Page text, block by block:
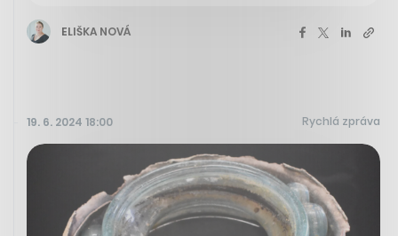
ELIŠKA NOVÁ
19. 6. 2024 18:00 Rychlá zpráva